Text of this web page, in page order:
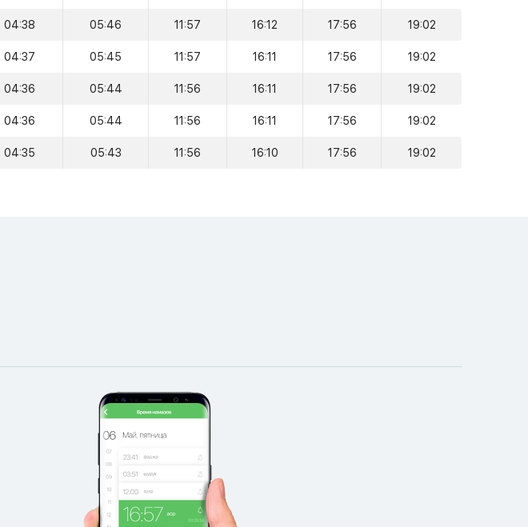
04:38 05:46 11:57 16:12 17:56 19:02
04:37 05:45 11:57 16:11 17:56 19:02
04:36 05:44 11:56 16:11 17:56 19:02
04:36 05:44 11:56 16:11 17:56 19:02
04:35 05:43 11:56 16:10 17:56 19:02